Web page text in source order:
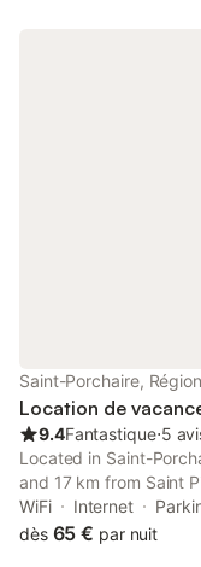
Saint-Porchaire,
Location de
9.4Fantastique⋅5
Located in Saint-
and 17 km from Saint
Fragnaud offers a
offers access to a
WiFi Internet
dès 65 € par nuit